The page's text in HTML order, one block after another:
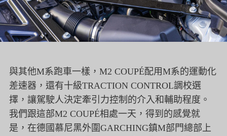
與其他M系跑車一樣，M2 COUPÉ配用M系的運動化
差速器，還有十級TRACTION CONTROL調校選
擇，讓駕駛人決定牽引力控制的介入和輔助程度。
我們跟這部M2 COUPÉ相處一天，得到的感覺就
是，在德國慕尼黑外圍GARCHING鎮M部門總部上